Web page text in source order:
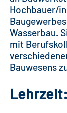
Hochbauer/
Wasserbau.
mit
Bauwesens